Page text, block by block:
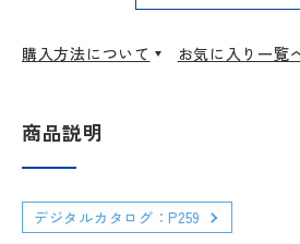
購入方法について お気に入り一覧
商品説明
デジタルカタログ：P259